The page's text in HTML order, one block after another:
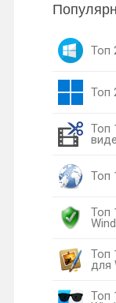
Топ
Топ
Топ
Топ
Топ
Топ
для
Топ